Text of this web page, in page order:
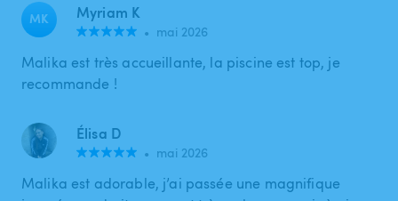
MK Myriam K
• mai 2026
Malika est très accueillante, la piscine est top, je
recommande !
Élisa D
• mai 2026
Malika est adorable, j’ai passée une magnifique